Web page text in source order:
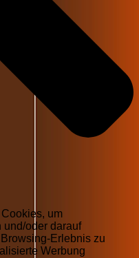
um
und/oder darauf
Erlebnis zu
Werbung